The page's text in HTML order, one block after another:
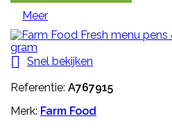
Meer
 Snel bekijken
Referentie: A767915
Merk: Farm Food